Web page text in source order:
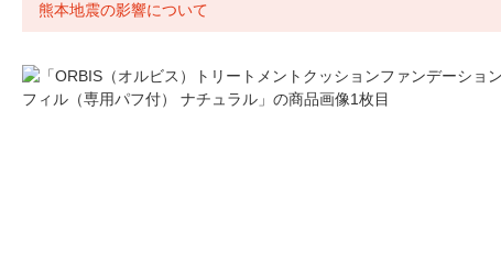
熊本地震の影響について